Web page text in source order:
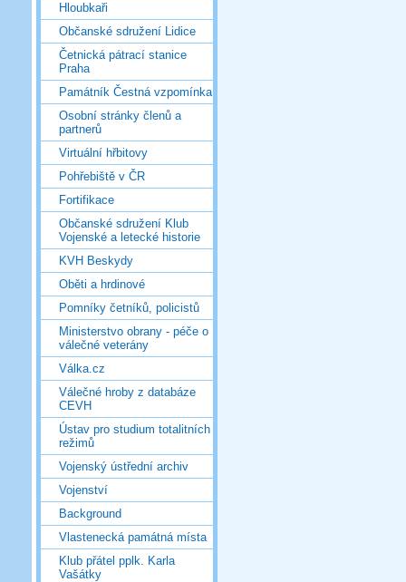
Hloubkaři
Občanské sdružení Lidice
Četnická pátrací stanice
Praha
Památník Čestná vzpomínka
Osobní stránky členů a
partnerů
Virtuální hřbitovy
Pohřebiště v ČR
Fortifikace
Občanské sdružení Klub
Vojenské a letecké historie
KVH Beskydy
Oběti a hrdinové
Pomníky četníků, policistů
Ministerstvo obrany - péče o
válečné veterány
Válka.cz
Válečné hroby z databáze
CEVH
Ústav pro studium totalitních
režimů
Vojenský ústřední archiv
Vojenství
Background
Vlastenecká památná místa
Klub přátel pplk. Karla
Vašátky